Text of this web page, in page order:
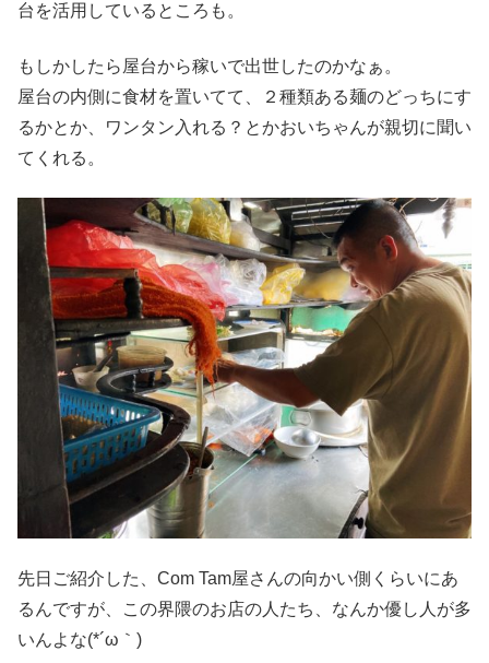
台を活用しているところも。
もしかしたら屋台から稼いで出世したのかなぁ。
屋台の内側に食材を置いてて、２種類ある麺のどっちにす
るかとか、ワンタン入れる？とかおいちゃんが親切に聞い
てくれる。
先日ご紹介した、Com Tam屋さんの向かい側くらいにあ
るんですが、この界隈のお店の人たち、なんか優し人が多
いんよな(*´ω｀)